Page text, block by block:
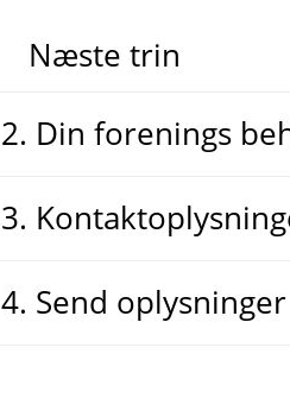
Næste trin
2. Din forenings
3.
4. Send oplysninger